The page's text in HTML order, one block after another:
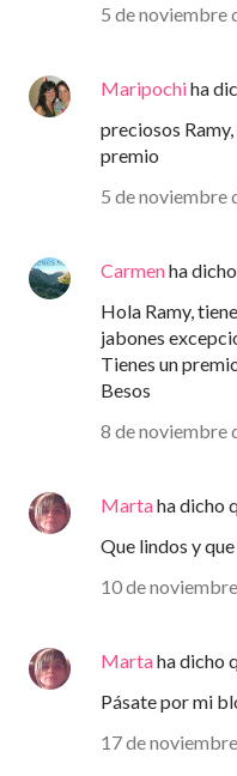
5 de noviembre
Maripochiha
preciosos
premio
5 de noviembre
Carmenha
Hola Ramy,
jabones
Tienes un
Besos
8 de noviembre
Martaha dicho
Que lindos y
10 de
Martaha dicho
Pásate por mi
17 de